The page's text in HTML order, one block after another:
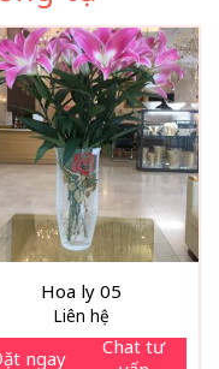
Hoa ly 05
Liên hệ
ngay
Chat tư